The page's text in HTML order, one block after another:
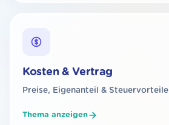
Kosten & Vertrag
Preise, Eigenanteil & Steuervorteile
Thema anzeigen